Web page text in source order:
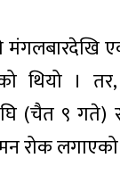
थियो ।
(चैत ९ गते)
रोक